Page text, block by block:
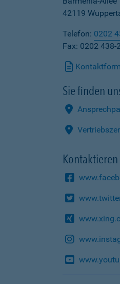
42119
Telefon: 0202
Fax: 0202 438-
Sie finden